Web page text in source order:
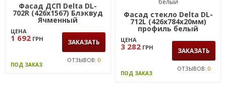
Фасад ДСП Delta DL-
702R (426х1567) Блэквуд
Ячменный
ЦЕНА
1 692 ГРН ЗАКАЗАТЬ
ПОД ЗАКАЗ
ОТЗЫВОВ: 0
Фасад стекло Delta DL-
712L (426х784х20мм)
профиль белый
ЦЕНА
3 282 ГРН ЗАКАЗАТЬ
ПОД ЗАКАЗ
ОТЗЫВОВ: 0